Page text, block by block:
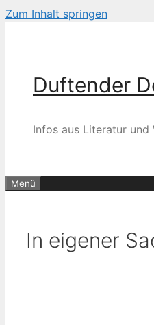
Zum Inhalt springen
Duftender
Infos aus Literatur und
Menü
In eigener